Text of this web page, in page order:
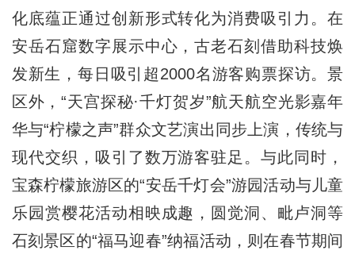
化底蕴正通过创新形式转化为消费吸引力。在
安岳石窟数字展示中心，古老石刻借助科技焕
发新生，每日吸引超2000名游客购票探访。景
区外，“天宫探秘·千灯贺岁”航天航空光影嘉年
华与“柠檬之声”群众文艺演出同步上演，传统与
现代交织，吸引了数万游客驻足。与此同时，
宝森柠檬旅游区的“安岳千灯会”游园活动与儿童
乐园赏樱花活动相映成趣，圆觉洞、毗卢洞等
石刻景区的“福马迎春”纳福活动，则在春节期间